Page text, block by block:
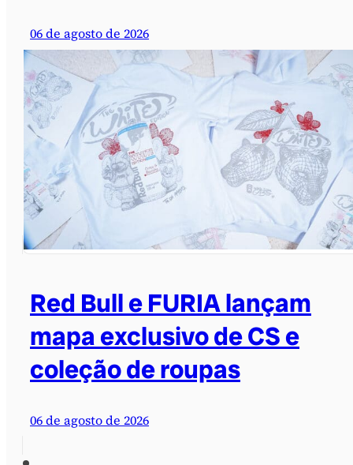
06 de agosto de 2026
Red Bull e FURIA lançam
mapa exclusivo de CS e
coleção de roupas
06 de agosto de 2026